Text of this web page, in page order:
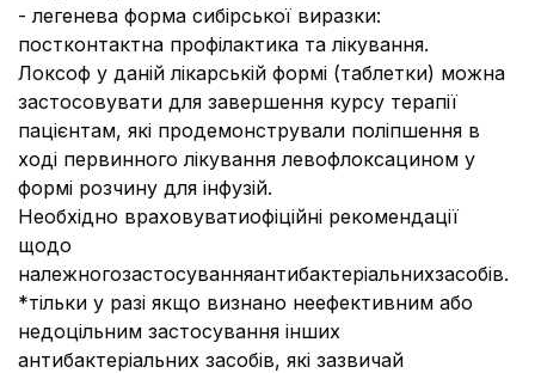
- легенева форма сибірської виразки:
постконтактна профілактика та лікування.
Локсоф у даній лікарській формі (таблетки) можна
застосовувати для завершення курсу терапії
пацієнтам, які продемонстрували поліпшення в
ході первинного лікування левофлоксацином у
формі розчину для інфузій.
Необхідно враховуватиофіційні рекомендації
щодо
належногозастосуванняантибактеріальнихзасобів.
*тільки у разі якщо визнано неефективним або
недоцільним застосування інших
антибактеріальних засобів, які зазвичай